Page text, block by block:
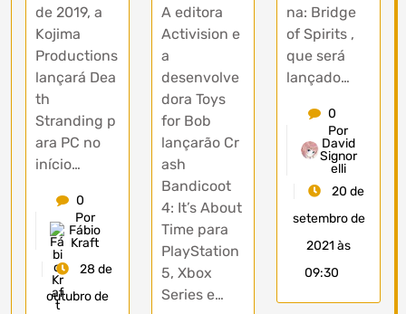
de 2019, a
Kojima
Productions
lançará Dea
th
Stranding p
ara PC no
início…
0
Por
Fábio
Kraft
28 de
outubro de
A editora
Activision e
a
desenvolve
dora Toys
for Bob
lançarão Cr
ash
Bandicoot
4: It’s About
Time para
PlayStation
5, Xbox
Series e…
na: Bridge
of Spirits ,
que será
lançado…
0
Por
David
Signor
elli
20 de
setembro de
2021 às
09:30